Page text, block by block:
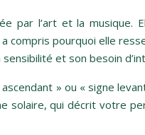
par l’art et la
compris pourquoi elle
et son besoin
» ou « signe
solaire, qui décrit votre